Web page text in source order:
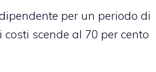
per un periodo di
scende al 70 per cento